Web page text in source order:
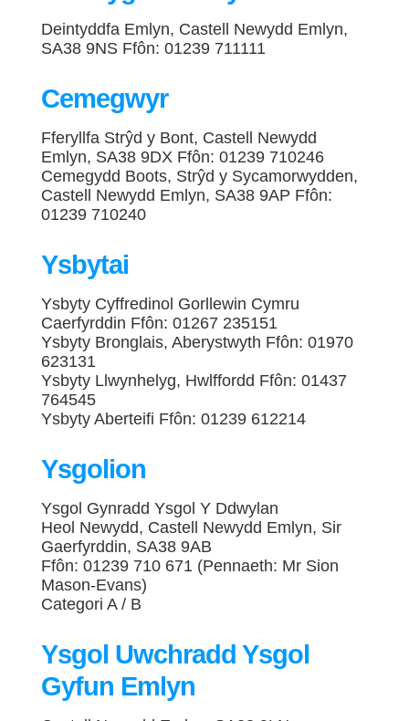
Deintyddfa Emlyn, Castell Newydd Emlyn,
SA38 9NS Ffôn: 01239 711111
Cemegwyr
Fferyllfa Strŷd y Bont, Castell Newydd
Emlyn, SA38 9DX Ffôn: 01239 710246
Cemegydd Boots, Strŷd y Sycamorwydden,
Castell Newydd Emlyn, SA38 9AP Ffôn:
01239 710240
Ysbytai
Ysbyty Cyffredinol Gorllewin Cymru
Caerfyrddin Ffôn: 01267 235151
Ysbyty Bronglais, Aberystwyth Ffôn: 01970
623131
Ysbyty Llwynhelyg, Hwlffordd Ffôn: 01437
764545
Ysbyty Aberteifi Ffôn: 01239 612214
Ysgolion
Ysgol Gynradd Ysgol Y Ddwylan
Heol Newydd, Castell Newydd Emlyn, Sir
Gaerfyrddin, SA38 9AB
Ffôn: 01239 710 671 (Pennaeth: Mr Sion
Mason-Evans)
Categori A / B
Ysgol Uwchradd Ysgol
Gyfun Emlyn